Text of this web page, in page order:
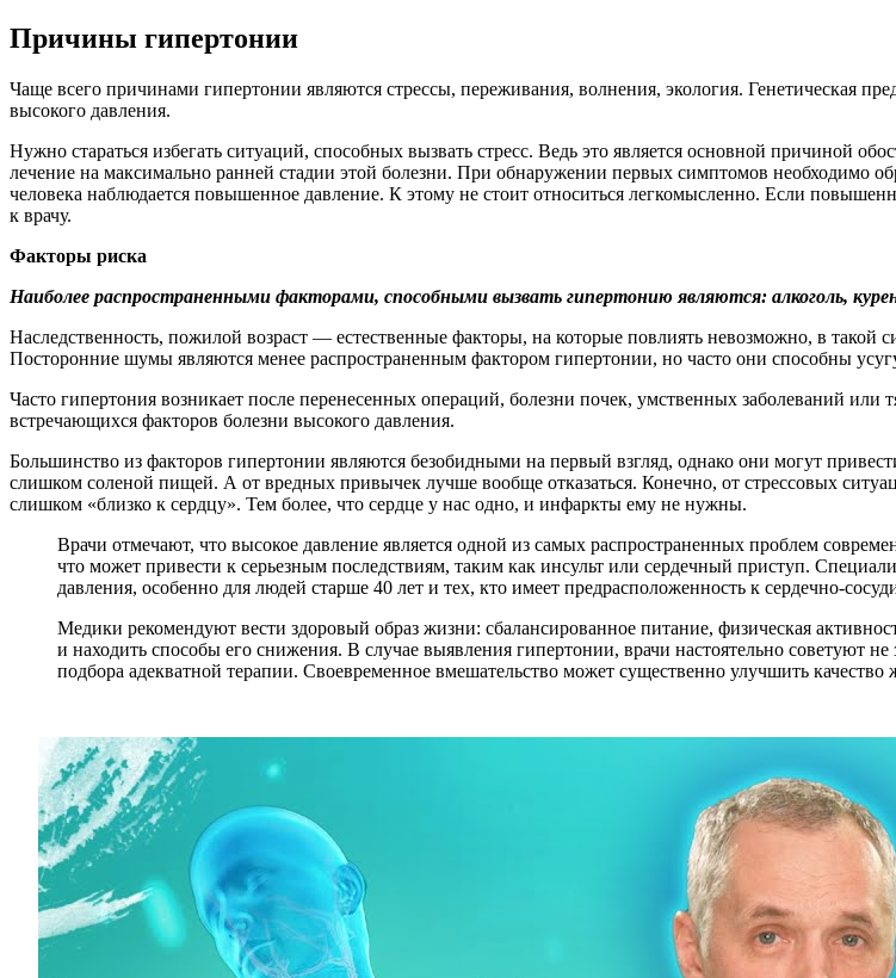
Причины гипертонии
Чаще всего причинами гипертонии являются стрессы, переживания, волнения, экология. Генетическая
высокого давления.
Нужно стараться избегать ситуаций, способных вызвать стресс. Ведь это является основной причиной
лечение на максимально ранней стадии этой болезни. При обнаружении первых симптомов необходимо
человека наблюдается повышенное давление. К этому не стоит относиться легкомысленно. Если
к врачу.
Факторы риска
Наиболее распространенными факторами, способными вызвать гипертонию являются: алкоголь,
Наследственность, пожилой возраст — естественные факторы, на которые повлиять невозможно, в такой
Посторонние шумы являются менее распространенным фактором гипертонии, но часто они способны
Часто гипертония возникает после перенесенных операций, болезни почек, умственных заболеваний или
встречающихся факторов болезни высокого давления.
Большинство из факторов гипертонии являются безобидными на первый взгляд, однако они могут
слишком соленой пищей. А от вредных привычек лучше вообще отказаться. Конечно, от стрессовых
слишком «близко к сердцу». Тем более, что сердце у нас одно, и инфаркты ему не нужны.
Врачи отмечают, что высокое давление является одной из самых распространенных проблем
что может привести к серьезным последствиям, таким как инсульт или сердечный приступ.
давления, особенно для людей старше 40 лет и тех, кто имеет предрасположенность к сердечно-
Медики рекомендуют вести здоровый образ жизни: сбалансированное питание, физическая
и находить способы его снижения. В случае выявления гипертонии, врачи настоятельно советуют
подбора адекватной терапии. Своевременное вмешательство может существенно улучшить